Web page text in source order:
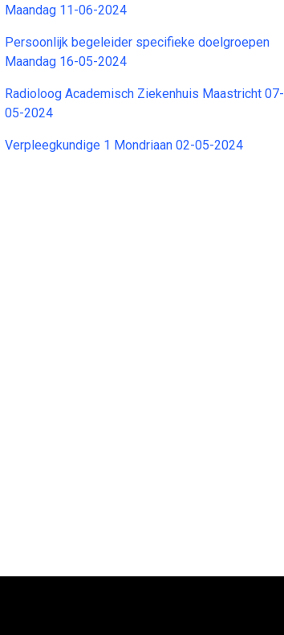
Maandag 11-06-2024
Persoonlijk begeleider specifieke doelgroepen
Maandag 16-05-2024
Radioloog Academisch Ziekenhuis Maastricht 07-
05-2024
Verpleegkundige 1 Mondriaan 02-05-2024